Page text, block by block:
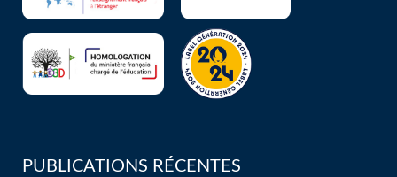
PUBLICATIONS RÉCENTES